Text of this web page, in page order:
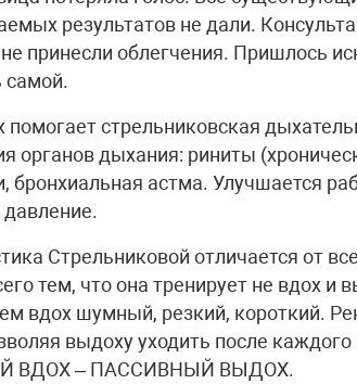
результатов не дали.
принесли облегчения. Пришлось
самой.
помогает стрельниковская
органов дыхания: риниты
бронхиальная астма. Улучшается
Стрельниковой отличается от
тем, что она тренирует не вдох и
вдох шумный, резкий, короткий.
выдоху уходить после
ВДОХ – ПАССИВНЫЙ ВЫДОХ.